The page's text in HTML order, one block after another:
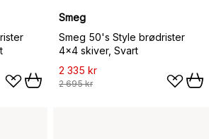
Smeg
Smeg 50's Style brødrister
4x4 skiver, Svart
2 335 kr
2 695 kr